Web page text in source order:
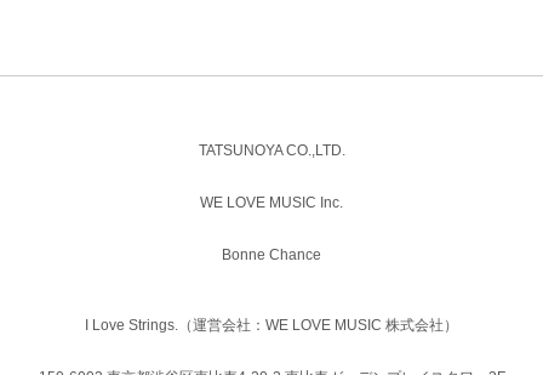
TATSUNOYA CO.,LTD.
WE LOVE MUSIC Inc.
Bonne Chance
I Love Strings.（運営会社：WE LOVE MUSIC 株式会社）